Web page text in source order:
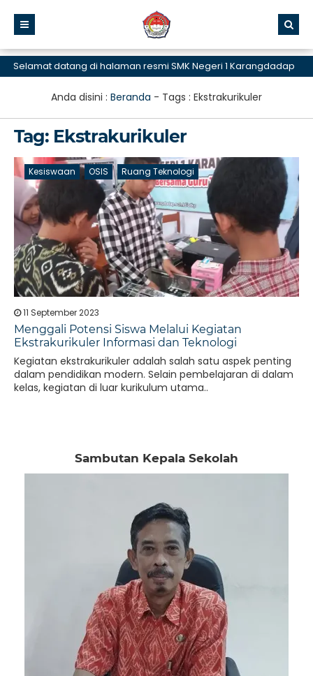
Selamat datang di halaman resmi SMK Negeri 1 Karangdadap
Anda disini : Beranda - Tags : Ekstrakurikuler
Tag: Ekstrakurikuler
Kesiswaan OSIS Ruang Teknologi
11 September 2023
Menggali Potensi Siswa Melalui Kegiatan
Ekstrakurikuler Informasi dan Teknologi
Kegiatan ekstrakurikuler adalah salah satu aspek penting
dalam pendidikan modern. Selain pembelajaran di dalam
kelas, kegiatan di luar kurikulum utama..
Sambutan Kepala Sekolah